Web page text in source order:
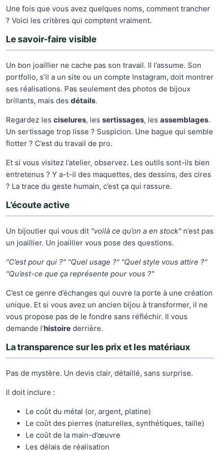
Une fois que vous avez quelques noms, comment trancher
? Voici les critères qui comptent vraiment.
Le savoir-faire visible
Un bon joaillier ne cache pas son travail. Il l’assume. Son
portfolio, s’il a un site ou un compte Instagram, doit montrer
ses réalisations. Pas seulement des photos de bijoux
brillants, mais des détails.
Regardez les ciselures, les sertissages, les assemblages.
Un sertissage trop lisse ? Suspicion. Une bague qui semble
flotter ? C’est du travail de pro.
Et si vous visitez l’atelier, observez. Les outils sont-ils bien
entretenus ? Y a-t-il des maquettes, des dessins, des cires
? La trace du geste humain, c’est ça qui rassure.
L’écoute active
Un bijoutier qui vous dit "voilà ce qu’on a en stock" n’est pas
un joaillier. Un joaillier vous pose des questions.
"C’est pour qui ?" "Quel usage ?" "Quel style vous attire ?"
"Qu’est-ce que ça représente pour vous ?"
C’est ce genre d’échanges qui ouvre la porte à une création
unique. Et si vous avez un ancien bijou à transformer, il ne
vous propose pas de le fondre sans réfléchir. Il vous
demande l’histoire derrière.
La transparence sur les prix et les matériaux
Pas de mystère. Un devis clair, détaillé, sans surprise.
Il doit inclure :
Le coût du métal (or, argent, platine)
Le coût des pierres (naturelles, synthétiques, taille)
Le coût de la main-d’œuvre
Les délais de réalisation